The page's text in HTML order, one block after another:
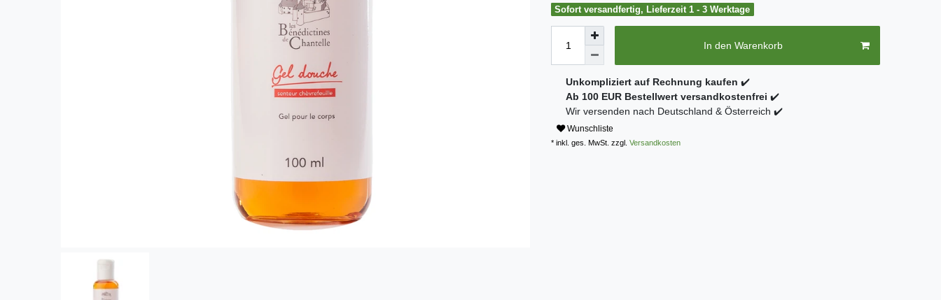
Sofort versandfertig, Lieferzeit 1 - 3 Werktage
In den Warenkorb
Unkompliziert auf Rechnung kaufen ✔️
Ab 100 EUR Bestellwert versandkostenfrei ✔️
Wir versenden nach Deutschland & Österreich ✔️
Wunschliste
* inkl. ges. MwSt. zzgl. Versandkosten